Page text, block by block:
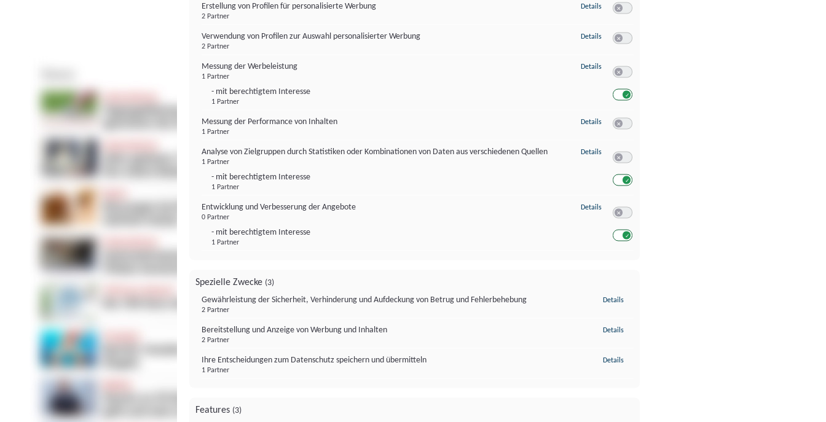
Erstellung von Profilen für personalisierte Werbung
2 Partner
Details zu Erstellung von Profilen für personalisierte Werbung
Verwendung von Profilen zur Auswahl personalisierter Werbung
2 Partner
Details zu Verwendung von Profilen zur Auswahl personalisierter Werbung
Messung der Werbeleistung
1 Partner
- mit berechtigtem Interesse
1 Partner
Details zu Messung der Werbeleistung
Messung der Performance von Inhalten
1 Partner
Details zu Messung der Performance von Inhalten
Analyse von Zielgruppen durch Statistiken oder Kombinationen von Daten aus verschiedenen Quellen
1 Partner
- mit berechtigtem Interesse
1 Partner
Details zu Analyse von Zielgruppen durch Statistiken oder Kombinationen von
Entwicklung und Verbesserung der Angebote
0 Partner
- mit berechtigtem Interesse
1 Partner
Details zu Entwicklung und Verbesserung der Angebote
Spezielle Zwecke (3)
Gewährleistung der Sicherheit, Verhinderung und Aufdeckung von Betrug und Fehlerbehebung
2 Partner
Details
Bereitstellung und Anzeige von Werbung und Inhalten
2 Partner
Details
Ihre Entscheidungen zum Datenschutz speichern und übermitteln
1 Partner
Details
Features (3)